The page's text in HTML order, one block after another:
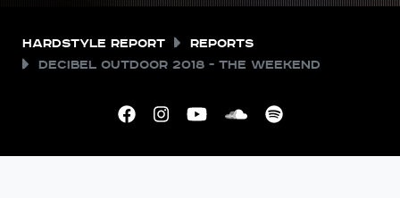
Hardstyle Report
Reports
Decibel outdoor 2018 - The Weekend